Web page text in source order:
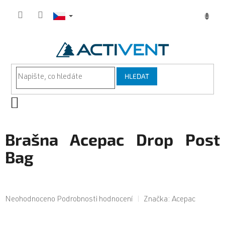
HLEDAT
Brašna Acepac Drop Post
Bag
Průměrné
Neohodnoceno Podrobnosti hodnocení Značka: Acepac